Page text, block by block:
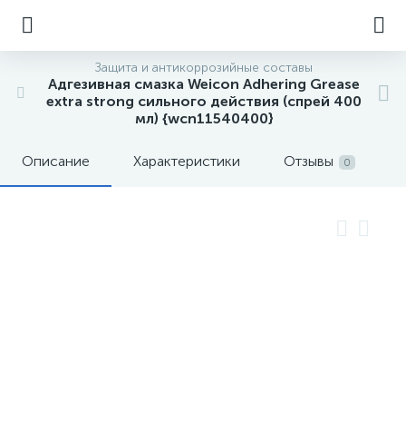
Защита и антикоррозийные составы
Адгезивная смазка Weicon Adhering Grease
extra strong сильного действия (спрей 400
мл) {wcn11540400}
Описание Характеристики Отзывы 0